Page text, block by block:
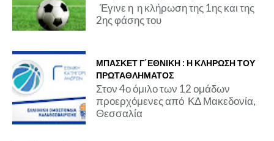
Έγινε η η κλήρωση της 1ης και της
2ης φάσης του
ΜΠΑΣΚΕΤ Γ΄ΕΘΝΙΚΗ : Η ΚΛΗΡΩΣΗ ΤΟΥ
ΠΡΩΤΑΘΛΗΜΑΤΟΣ
Στον 4ο όμιλο των 12 ομάδων
προερχόμενες από ΚΔ Μακεδονία,
Θεσσαλία